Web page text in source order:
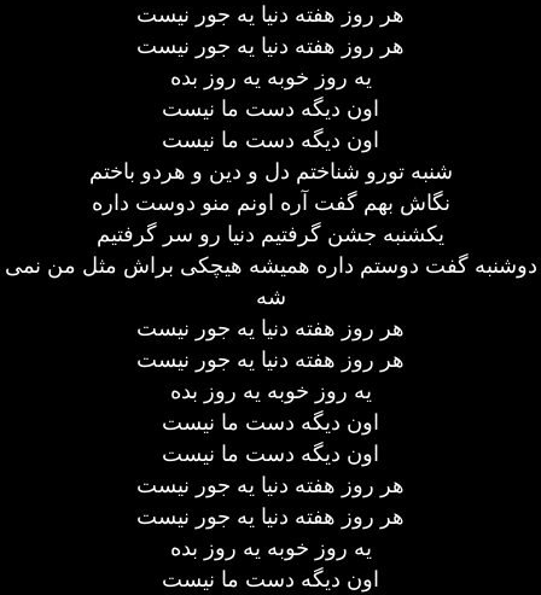
هر روز هفته دنیا یه جور نیست
هر روز هفته دنیا یه جور نیست
یه روز خوبه یه روز بده
اون دیگه دست ما نیست
اون دیگه دست ما نیست
شنبه تورو شناختم دل و دین و هردو باختم
نگاش بهم گفت آره اونم منو دوست داره
یکشنبه جشن گرفتیم دنیا رو سر گرفتیم
دوشنبه گفت دوستم داره همیشه هیچکی براش مثل من نمی
شه
هر روز هفته دنیا یه جور نیست
هر روز هفته دنیا یه جور نیست
یه روز خوبه یه روز بده
اون دیگه دست ما نیست
اون دیگه دست ما نیست
هر روز هفته دنیا یه جور نیست
هر روز هفته دنیا یه جور نیست
یه روز خوبه یه روز بده
اون دیگه دست ما نیست